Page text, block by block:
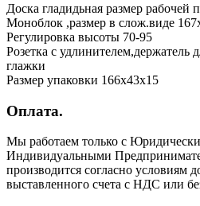
Доска гладидьная размер рабочей
Моноблок ,размер в слож.виде
Регулировка высоты 70-95
Розетка с удлинителем,держатель
глажки
Размер упаковки 166х43х15
Оплата.
Мы работаем только с
Индивидуальными
производится согласно условиям
выставленного счета с НДС или